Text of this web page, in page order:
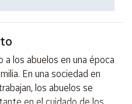
los abuelos en una época
En una sociedad en
los abuelos se